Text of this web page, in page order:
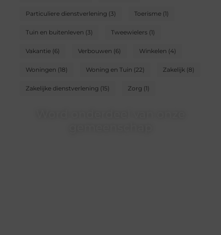
Particuliere dienstverlening (3) Toerisme(1)
Tuin en buitenleven (3) Tweewielers(1)
Vakantie(6) Verbouwen (6) Winkelen (4)
Woningen (18) Woning en Tuin (22) Zakelijk(8)
Zakelijke dienstverlening (15) Zorg (1)